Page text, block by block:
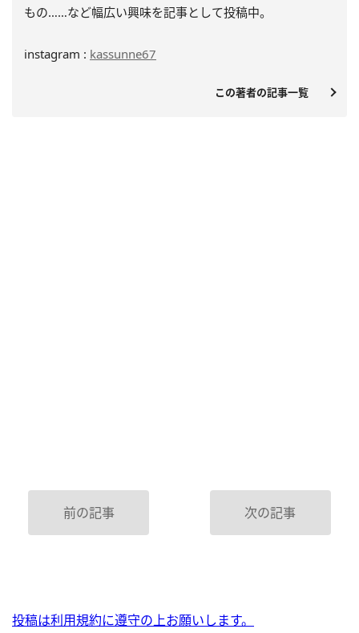
もの……など幅広い興味を記事として投稿中。
instagram : kassunne67
この著者の記事一覧
前の記事 次の記事
投稿は利用規約に遵守の上お願いします。